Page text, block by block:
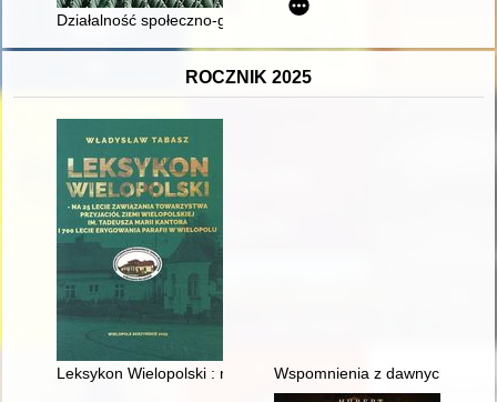
Działalność społeczno-gospodarcza wojsk inżynieryjnych
ROCZNIK 2025
Leksykon Wielopolski : na 25 lecie zawiązania Towarzystwa
Wspomnienia z dawnych lat